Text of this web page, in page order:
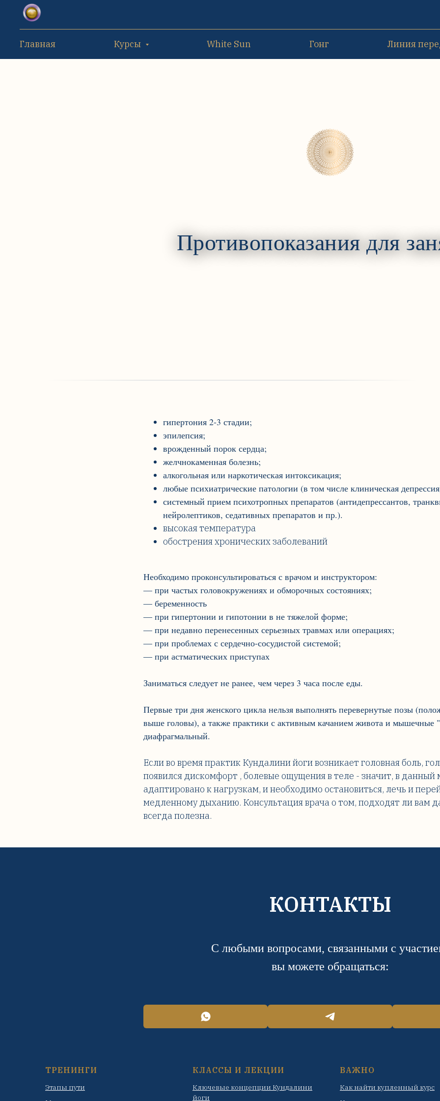
Главная Курсы White Sun Гонг Линия
Противопоказания для
гипертония 2-3 стадии;
эпилепсия;
врожденный порок сердца;
желчнокаменная болезнь;
алкогольная или наркотическая интоксикация;
любые психиатрические патологии (в том числе клиническая
системный прием психотропных препаратов (антидепрессантов,
нейролептиков, седативных препаратов и пр.).
высокая температура
обострения хронических заболеваний
Необходимо проконсультироваться с врачом и инструктором:
— при частых головокружениях и обморочных состояниях;
— беременность
— при гипертонии и гипотонии в не тяжелой форме;
— при недавно перенесенных серьезных травмах или операциях;
— при проблемах с сердечно-сосудистой системой;
— при астматических приступах
Заниматься следует не ранее, чем через 3 часа после еды.
Первые три дня женского цикла нельзя выполнять перевернутые позы
выше головы), а также практики с активным качанием живота и мышечные
диафрагмальный.
Если во время практик Кундалини йоги возникает головная боль,
появился дискомфорт , болевые ощущения в теле - значит, в данный
адаптировано к нагрузкам, и необходимо остановиться, лечь и
медленному дыханию. Консультация врача о том, подходят ли вам
всегда полезна.
КОНТАКТЫ
С любыми вопросами, связанными с
вы можете обращаться:
ТРЕНИНГИ
Этапы пути
КЛАССЫ И ЛЕКЦИИ
Ключевые концепции Кундалини
йоги
ВАЖНО
Как найти купленный курс